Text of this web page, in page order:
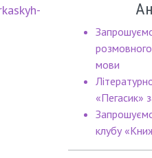
розмовного
мови
«Пегасик»
клубу